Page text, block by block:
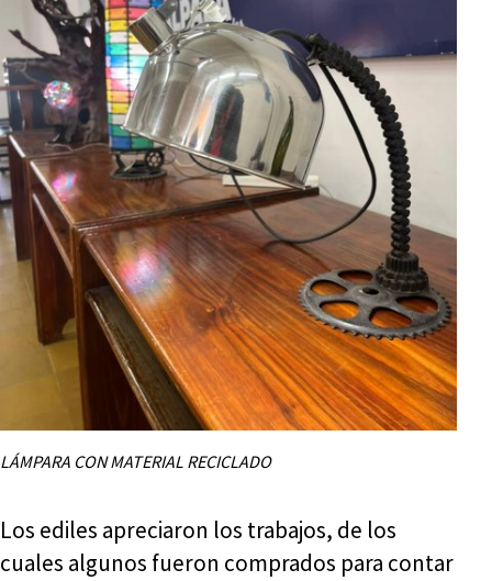
LÁMPARA CON MATERIAL RECICLADO
Los ediles apreciaron los trabajos, de los
cuales algunos fueron comprados para contar